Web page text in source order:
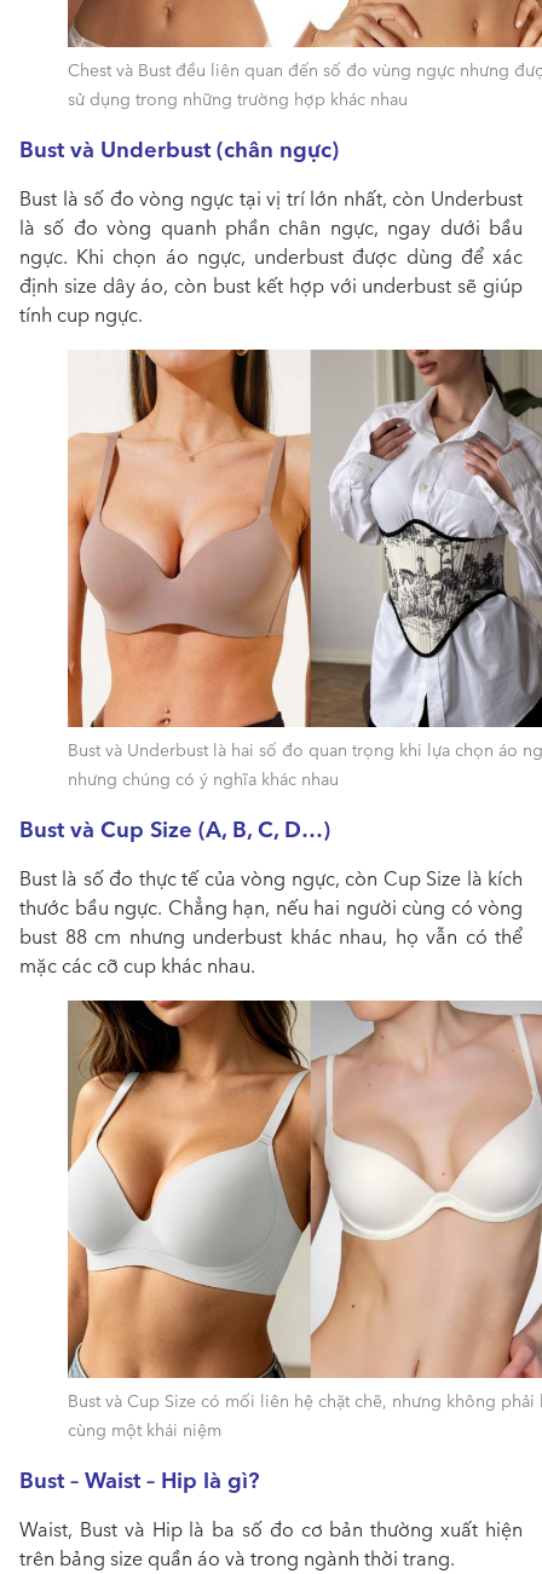
Chest và Bust đều liên quan đến số đo vùng ngực nhưng
sử dụng trong những trường hợp khác nhau
Bust và Underbust (chân ngực)
Bust là số đo vòng ngực tại vị trí lớn nhất, còn Underbust
là số đo vòng quanh phần chân ngực, ngay dưới bầu
ngực. Khi chọn áo ngực, underbust được dùng để xác
định size dây áo, còn bust kết hợp với underbust sẽ giúp
tính cup ngực.
Bust và Underbust là hai số đo quan trọng khi lựa chọn áo
nhưng chúng có ý nghĩa khác nhau
Bust và Cup Size (A, B, C, D…)
Bust là số đo thực tế của vòng ngực, còn Cup Size là kích
thước bầu ngực. Chẳng hạn, nếu hai người cùng có vòng
bust 88 cm nhưng underbust khác nhau, họ vẫn có thể
mặc các cỡ cup khác nhau.
Bust và Cup Size có mối liên hệ chặt chẽ, nhưng không phải
cùng một khái niệm
Bust – Waist – Hip là gì?
Waist, Bust và Hip là ba số đo cơ bản thường xuất hiện
trên bảng size quần áo và trong ngành thời trang.